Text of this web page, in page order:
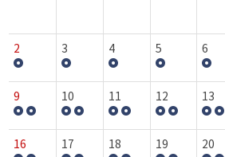
2 3 4 5 6
9 10 11 12 13
16 17 18 19 20